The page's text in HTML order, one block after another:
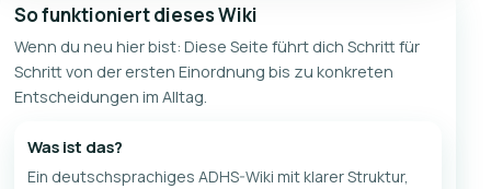
So funktioniert dieses Wiki
Wenn du neu hier bist: Diese Seite führt dich Schritt für
Schritt von der ersten Einordnung bis zu konkreten
Entscheidungen im Alltag.
Was ist das?
Ein deutschsprachiges ADHS-Wiki mit klarer Struktur,